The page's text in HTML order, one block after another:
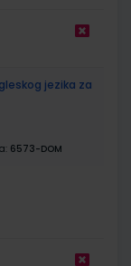
jezika za
6573-DOM